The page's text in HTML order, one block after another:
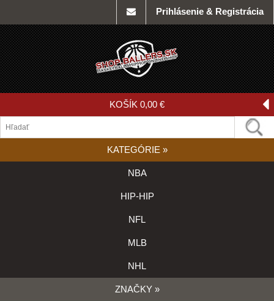
Prihlásenie & Registrácia
KOŠÍK 0,00 €
KATEGÓRIE »
NBA
HIP-HIP
NFL
MLB
NHL
ZNAČKY »